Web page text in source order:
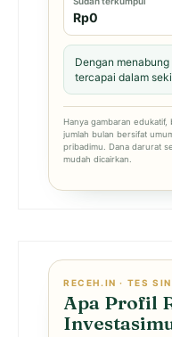
Rp0
Dengan
tercapai dalam
Hanya gambaran
jumlah bulan bersifat
pribadimu. Dana darurat
mudah dicairkan.
RECEH.IN · TES
Apa Profil